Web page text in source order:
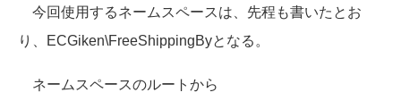
今回使用するネームスペースは、先程も書いたとお
り、
ECGiken\FreeShippingByとなる。
ネームスペースのルートから